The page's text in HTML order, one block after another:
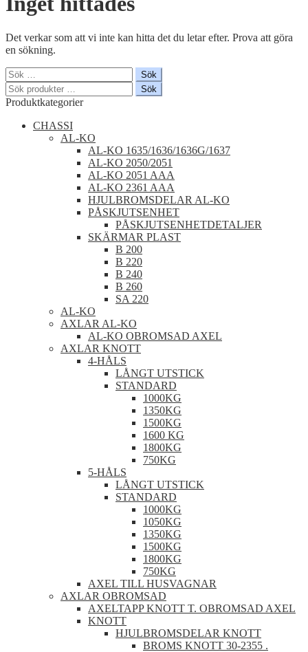
Det verkar som att vi inte kan hitta det du letar efter. Prova att göra
en sökning.
Sök
efter:
Sök
efter:
Sök
Produktkategorier
CHASSI
AL-KO
AL-KO 1635/1636/1636G/1637
AL-KO 2050/2051
AL-KO 2051 AAA
AL-KO 2361 AAA
HJULBROMSDELAR AL-KO
PÅSKJUTSENHET
PÅSKJUTSENHETDETALJER
SKÄRMAR PLAST
B 200
B 220
B 240
B 260
SA 220
AL-KO
AXLAR AL-KO
AL-KO OBROMSAD AXEL
AXLAR KNOTT
4-HÅLS
LÅNGT UTSTICK
STANDARD
1000KG
1350KG
1500KG
1600 KG
1800KG
750KG
5-HÅLS
LÅNGT UTSTICK
STANDARD
1000KG
1050KG
1350KG
1500KG
1800KG
750KG
AXEL TILL HUSVAGNAR
AXLAR OBROMSAD
AXELTAPP KNOTT T. OBROMSAD AXEL
KNOTT
HJULBROMSDELAR KNOTT
BROMS KNOTT 30-2355 .